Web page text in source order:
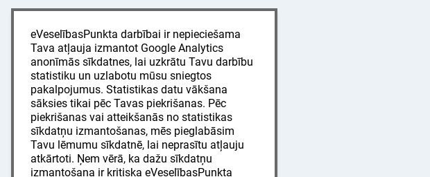
eVeselībasPunkta darbībai ir nepieciešama
Tava atļauja izmantot Google Analytics
anonīmās sīkdatnes, lai uzkrātu Tavu darbību
statistiku un uzlabotu mūsu sniegtos
pakalpojumus. Statistikas datu vākšana
sāksies tikai pēc Tavas piekrišanas. Pēc
piekrišanas vai atteikšanās no statistikas
sīkdatņu izmantošanas, mēs pieglabāsim
Tavu lēmumu sīkdatnē, lai neprasītu atļauju
atkārtoti. Ņem vērā, ka dažu sīkdatņu
izmantošana ir kritiska eVeselībasPunkta